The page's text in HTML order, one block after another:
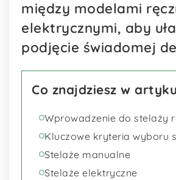
między modelami
elektrycznymi, aby
podjęcie świadomej
Co znajdziesz w
Wprowadzenie do stelaży
Kluczowe kryteria wyboru
Stelaże manualne
Stelaże elektryczne